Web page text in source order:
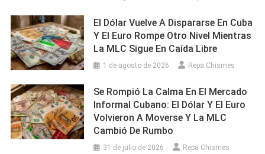
El Dólar Vuelve A Dispararse En Cuba
Y El Euro Rompe Otro Nivel Mientras
La MLC Sigue En Caída Libre
1 de agosto de 2026 Repa Chismes
Se Rompió La Calma En El Mercado
Informal Cubano: El Dólar Y El Euro
Volvieron A Moverse Y La MLC
Cambió De Rumbo
31 de julio de 2026 Repa Chismes